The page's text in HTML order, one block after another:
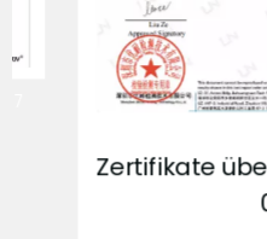
Zertifikate